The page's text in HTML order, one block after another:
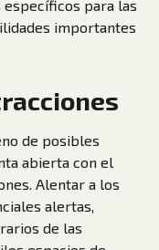
para las
importantes
de posibles
abierta con el
Alentar a los
alertas,
de las